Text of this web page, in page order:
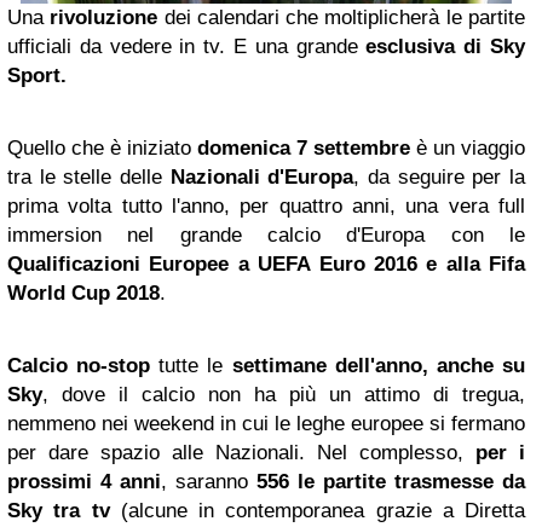
Una rivoluzione dei calendari che moltiplicherà le partite
ufficiali da vedere in tv. E una grandeesclusiva di Sky
Sport.
Quello che è iniziato domenica 7 settembre è un viaggio
tra le stelle delle Nazionali d'Europa, da seguire per la
prima volta tutto l'anno, per quattro anni, una vera full
immersion nel grande calcio d'Europa con le
Qualificazioni Europee a UEFA Euro 2016 e alla Fifa
World Cup 2018.
Calcio no-stop tutte le settimane dell'anno, anche su
Sky, dove il calcio non ha più un attimo di tregua,
nemmeno nei weekend in cui le leghe europee si fermano
per dare spazio alle Nazionali. Nel complesso, per i
prossimi 4 anni, saranno 556 le partite trasmesse da
Sky tra tv(alcune in contemporanea grazie a Diretta